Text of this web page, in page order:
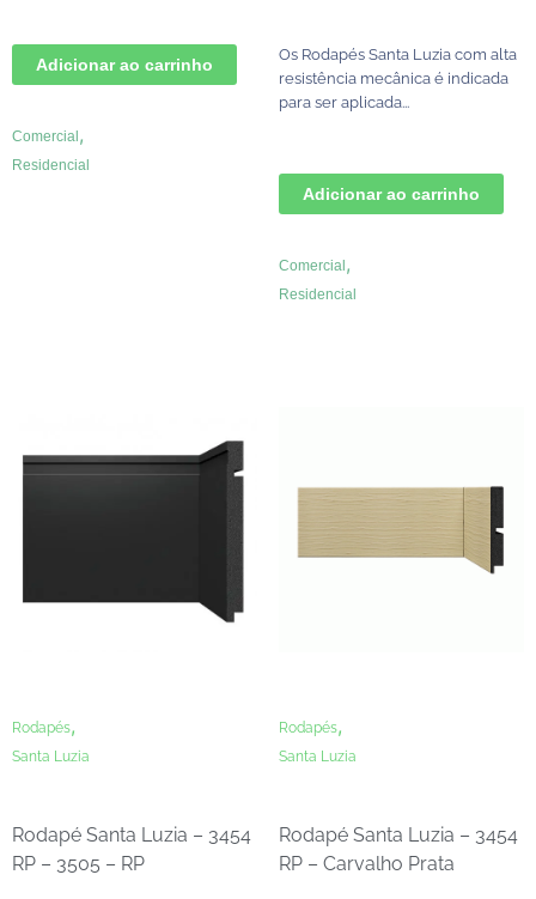
Adicionar ao carrinho
Comercial ,
Residencial
Os Rodapés Santa Luzia com alta
resistência mecânica é indicada
para ser aplicada...
Adicionar ao carrinho
Comercial ,
Residencial
Rodapés,
Santa Luzia
Rodapé Santa Luzia – 3454
RP – 3505 – RP
Rodapés,
Santa Luzia
Rodapé Santa Luzia – 3454
RP – Carvalho Prata